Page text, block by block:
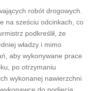
robót drogowych.
na sześciu odcinkach, co
podkreślił, że
władzy i mimo
aby wykonywane prace
po otrzymaniu
wykonanej nawierzchni